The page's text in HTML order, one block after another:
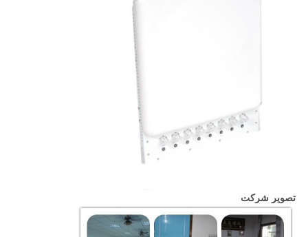
تصویر شرکت